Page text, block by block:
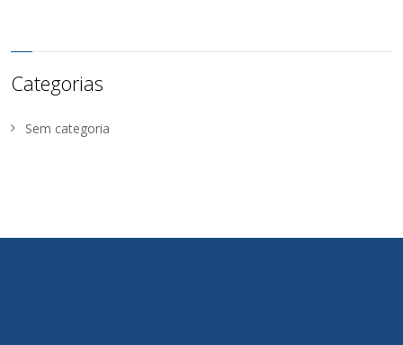
Categorias
Sem categoria